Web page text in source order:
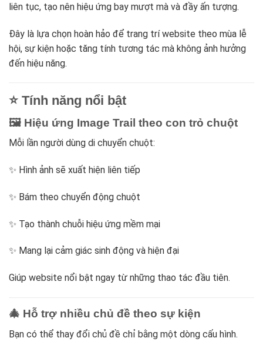
liên tục, tạo nên hiệu ứng bay mượt mà và đầy ấn tượng.
Đây là lựa chọn hoàn hảo để trang trí website theo mùa lễ
hội, sự kiện hoặc tăng tính tương tác mà không ảnh hưởng
đến hiệu năng.
⭐ Tính năng nổi bật
🖼️ Hiệu ứng Image Trail theo con trỏ chuột
Mỗi lần người dùng di chuyển chuột:
✨ Hình ảnh sẽ xuất hiện liên tiếp
✨ Bám theo chuyển động chuột
✨ Tạo thành chuỗi hiệu ứng mềm mại
✨ Mang lại cảm giác sinh động và hiện đại
Giúp website nổi bật ngay từ những thao tác đầu tiên.
🎄 Hỗ trợ nhiều chủ đề theo sự kiện
Bạn có thể thay đổi chủ đề chỉ bằng một dòng cấu hình.